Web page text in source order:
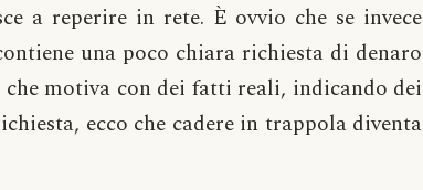
a reperire in rete. È ovvio che se invece
una poco chiara richiesta di denaro
motiva con dei fatti reali, indicando dei
ecco che cadere in trappola diventa